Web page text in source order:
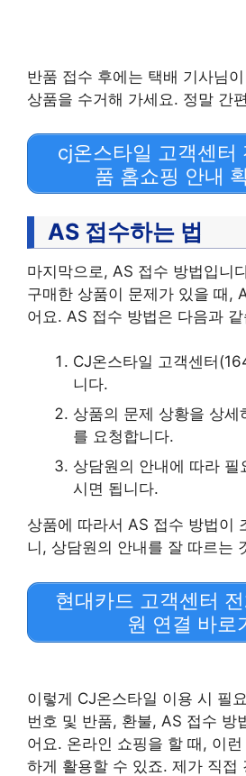
반품 접수 후에는 택배 기사님
상품을 수거해 가세요. 정말 간
cj온스타일 고객센터
품 홈쇼핑 안내
AS 접수하는 법
마지막으로, AS 접수 방법입니
구매한 상품이 문제가 있을 때,
어요. AS 접수 방법은 다음과
CJ온스타일 고객센터
니다.
상품의 문제 상황을 상세
를 요청합니다.
상담원의 안내에 따라
시면 됩니다.
상품에 따라서 AS 접수 방법이
니, 상담원의 안내를 잘 따르는
현대카드 고객센터
원 연결 바로
이렇게 CJ온스타일 이용 시 필
번호 및 반품, 환불, AS 접수 방
어요. 온라인 쇼핑을 할 때, 이
하게 활용할 수 있죠. 제가 직접